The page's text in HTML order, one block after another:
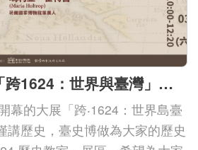
【2月】臺史博「跨1624：世界與臺灣」國際學術講座:荷蘭國家博物館奴隸特展(2021)的製作過程、衍生及後續
幕的大展「跨‧1624：世界島臺
講歷史，臺史博做為大家的歷史